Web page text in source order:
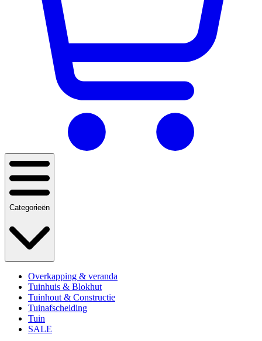
Categorieën
Overkapping & veranda
Tuinhuis & Blokhut
Tuinhout & Constructie
Tuinafscheiding
Tuin
SALE